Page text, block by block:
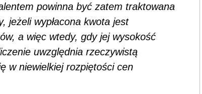
powinna być zatem traktowana
jeżeli wypłacona kwota jest
a więc wtedy, gdy jej wysokość
uwzględnia rzeczywistą
w niewielkiej rozpiętości cen